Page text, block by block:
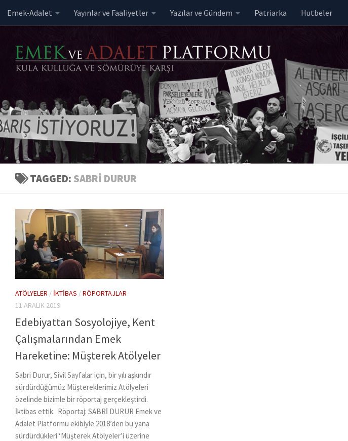
Skip to content
Emek-Adalet Yayınlar ve Faaliyetler Yazılar ve Gündem Patriarka Hutbeler
TAGGED: SABRI DURUR
ATÖLYELER / İKTIBAS /RÖPORTAJLAR
11 ARALIK 2019
Edebiyattan Sosyolojiye, Kent
Çalışmalarından Emek
Hareketine: Müşterek Atölyeler
Sabri Durur, Sivil Sayfalar için, bir yılı aşkındır
sürdürdüğümüz Müştereklerimiz Atölyeleri
özelinde bizimle bir röportaj gerçekleştirdi.
İktibas ettik. Röportaj: SABRİ DURUR Emek ve
Adalet Platformu ekibiyle 2018’den bu yana
sürdürdükleri ‘Müşterek Atölyeler’i üzerine